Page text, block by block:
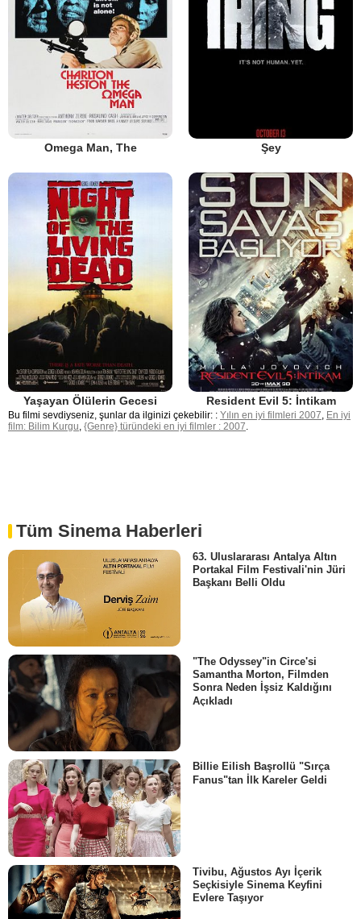
Omega Man, The Şey
Yaşayan Ölülerin Gecesi Resident Evil 5: İntikam
Bu filmi sevdiyseniz, şunlar da ilginizi çekebilir: : Yılın en iyi filmleri 2007 En iyi
film: Bilim Kurgu {Genre} türündeki en iyi filmler : 2007
Tüm Sinema Haberleri
63. Uluslararası Antalya Altın
Portakal Film Festivali'nin Jüri
Başkanı Belli Oldu
"The Odyssey"in Circe'si
Samantha Morton, Filmden
Sonra Neden İşsiz Kaldığını
Açıkladı
Billie Eilish Başrollü "Sırça
Fanus"tan İlk Kareler Geldi
Tivibu, Ağustos Ayı İçerik
Seçkisiyle Sinema Keyfini
Evlere Taşıyor